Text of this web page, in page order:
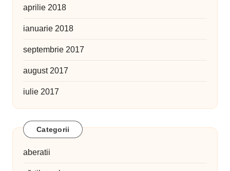
aprilie 2018
ianuarie 2018
septembrie 2017
august 2017
iulie 2017
Categorii
aberatii